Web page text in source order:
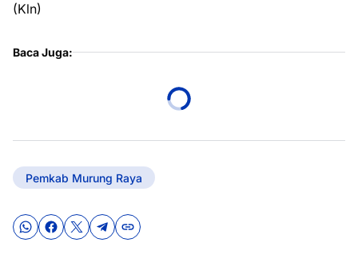
(Kln)
Baca Juga:
Pemkab Murung Raya